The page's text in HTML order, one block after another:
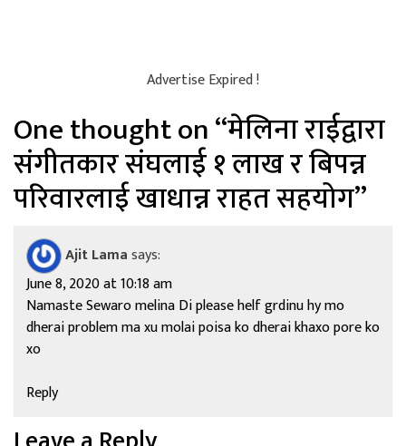
Advertise Expired !
One thought on “मेलिना राईद्वारा
संगीतकार संघलाई १ लाख र बिपन्न
परिवारलाई खाधान्न राहत सहयोग”
Ajit Lamasays:
June 8, 2020 at 10:18 am
Namaste Sewaro melina Di please helf grdinu hy mo
dherai problem ma xu molai poisa ko dherai khaxo pore ko
xo
Reply